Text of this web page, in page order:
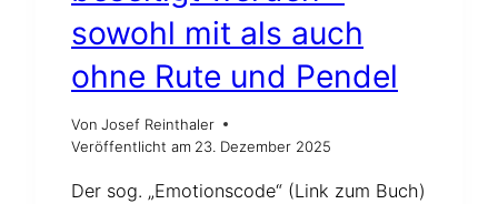
sowohl mit als auch
ohne Rute und Pendel
Von Josef Reinthaler
Veröffentlicht am 23. Dezember 2025
Der sog. „Emotionscode“ (Link zum Buch)